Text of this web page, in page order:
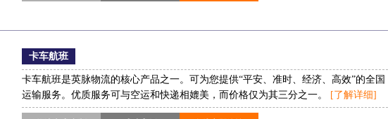
卡车航班
卡车航班是英脉物流的核心产品之一。可为您提供“平安、准时、经济、高效”的全国
运输服务。优质服务可与空运和快递相媲美，而价格仅为其三分之一。
[了解详细]